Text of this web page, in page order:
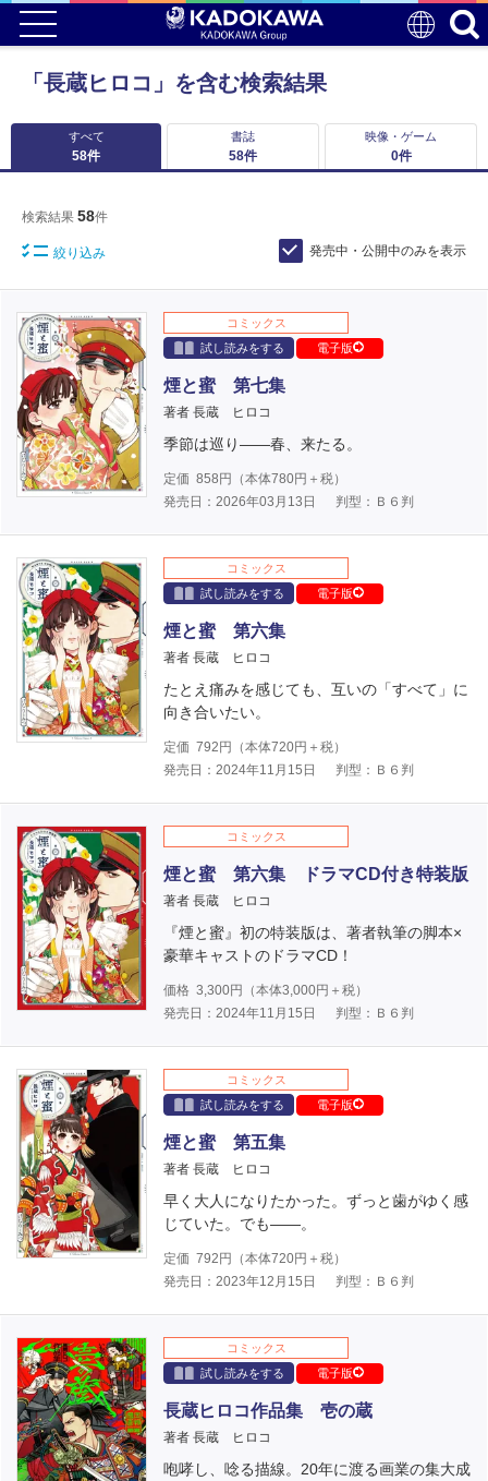
「長蔵ヒロコ」を含む検索結果
すべて
58件
書誌
58件
映像・ゲーム
0件
検索結果 58件
絞り込み 発売中・公開中のみを表示
コミックス
試し読みをする
電子版
煙と蜜 第七集
著者 長蔵 ヒロコ
季節は巡り――春、来たる。
定価 858 円（本体780円＋税）
発売日：2026年03月13日
判型：Ｂ６判
コミックス
試し読みをする
電子版
煙と蜜 第六集
著者 長蔵 ヒロコ
たとえ痛みを感じても、互いの「すべて」に
向き合いたい。
定価 792 円（本体720円＋税）
発売日：2024年11月15日
判型：Ｂ６判
コミックス
煙と蜜 第六集 ドラマCD付き特装版
著者 長蔵 ヒロコ
『煙と蜜』初の特装版は、著者執筆の脚本×
豪華キャストのドラマCD！
価格 3,300円（本体3,000円＋税）
発売日：2024年11月15日
判型：Ｂ６判
コミックス
試し読みをする
電子版
煙と蜜 第五集
著者 長蔵 ヒロコ
早く大人になりたかった。ずっと歯がゆく感
じていた。でも――。
定価 792 円（本体720円＋税）
発売日：2023年12月15日
判型：Ｂ６判
コミックス
試し読みをする
電子版
長蔵ヒロコ作品集 壱の蔵
著者 長蔵 ヒロコ
咆哮し、唸る描線。20年に渡る画業の集大成